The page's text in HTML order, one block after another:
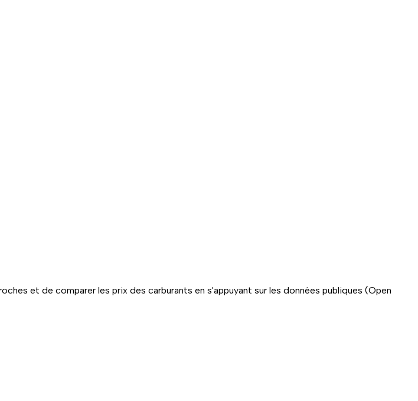
et de comparer les prix des carburants en s'appuyant sur les données publiques (Open